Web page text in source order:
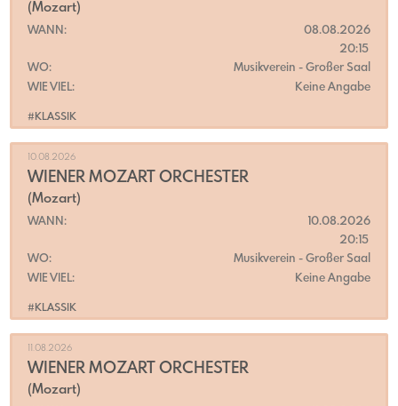
#KLASSIK
(Mozart)
WANN:
08.08.2026
20:15
WO:
Musikverein - Großer Saal
WIE VIEL:
Keine Angabe
#KLASSIK
10.08.2026
WIENER MOZART ORCHESTER
(Mozart)
WANN:
10.08.2026
20:15
WO:
Musikverein - Großer Saal
WIE VIEL:
Keine Angabe
11.08.2026
WIENER MOZART ORCHESTER
(Mozart)